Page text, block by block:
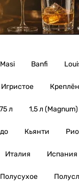
Masi Banfi
Игристое
л 1,5 л (Magnum)
Кьянти
Италия Испания
Полусухое